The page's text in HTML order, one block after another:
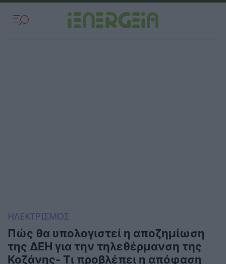
ΗΛΕΚΤΡΙΣΜΟΣ
Πώς θα υπολογιστεί η αποζημίωση
της ΔΕΗ για την τηλεθέρμανση της
Κοζάνης- Τι προβλέπει η απόφαση